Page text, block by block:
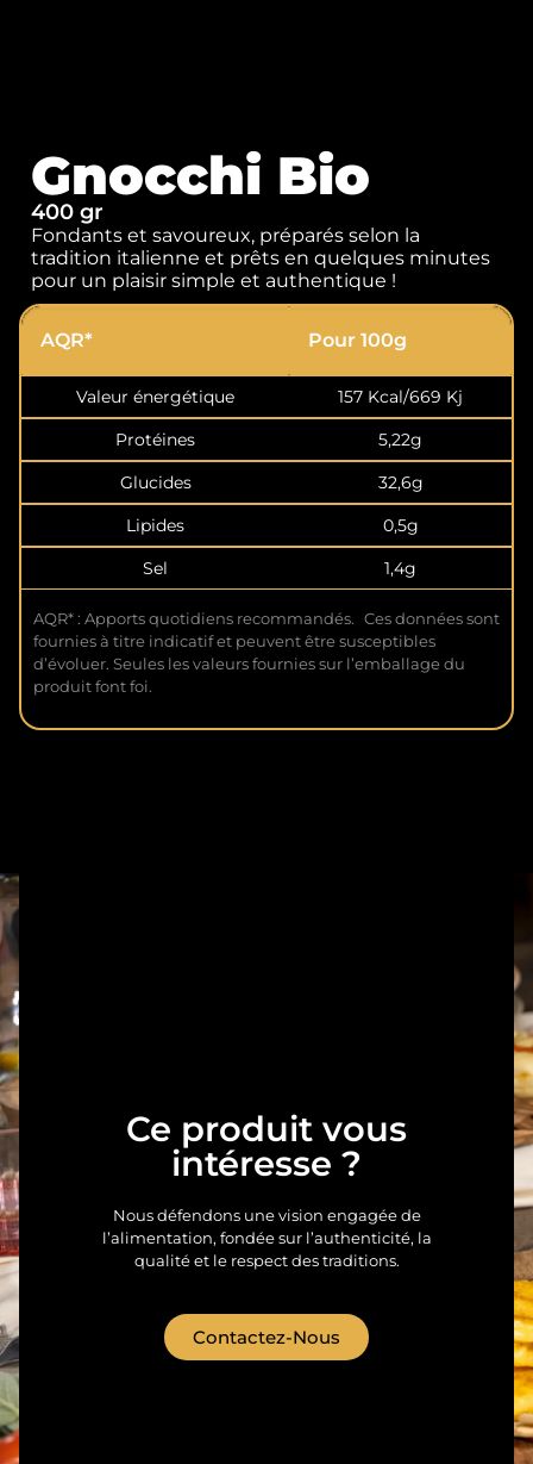
Gnocchi Bio
400 gr
Fondants et savoureux, préparés selon la
tradition italienne et prêts en quelques minutes
pour un plaisir simple et authentique !
AQR* Pour 100g
Valeur énergétique
157 Kcal/669 Kj
Protéines
5,22g
Glucides
32,6g
Lipides
0,5g
Sel
1,4g
AQR* : Apports quotidiens recommandés. Ces données sont
fournies à titre indicatif et peuvent être susceptibles
d’évoluer. Seules les valeurs fournies sur l’emballage du
produit font foi.
Ce produit vous
intéresse ?
Nous défendons une vision engagée de
l’alimentation, fondée sur l’authenticité, la
qualité et le respect des traditions.
Contactez-Nous